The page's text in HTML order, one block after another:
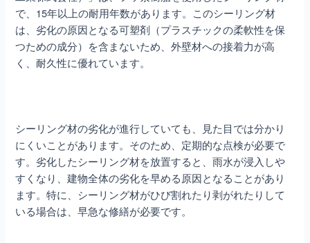
で、15年以上の耐用年数があります。このシーリング材
は、劣化の原因となる可塑剤（プラスチックの柔軟性を保
つための成分）を含まないため、外壁材への接着力が高
く、耐久性に優れています。
シーリング材の劣化が進行していても、見た目では分かり
にくいことがあります。そのため、定期的な点検が必要で
す。劣化したシーリング材を放置すると、雨水が浸入しや
すくなり、建物全体の劣化を早める原因となることがあり
ます。特に、シーリング材がひび割れたり剥がれたりして
いる場合は、早急な修繕が必要です。